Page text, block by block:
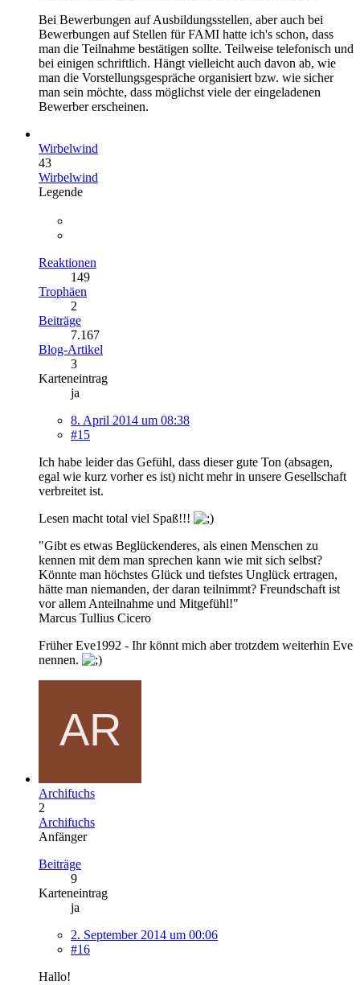
Bei Bewerbungen auf Ausbildungsstellen, aber auch bei
Bewerbungen auf Stellen für FAMI hatte ich's schon, dass
man die Teilnahme bestätigen sollte. Teilweise telefonisch und
bei einigen schriftlich. Hängt vielleicht auch davon ab, wie
man die Vorstellungsgespräche organisiert bzw. wie sicher
man sein möchte, dass möglichst viele der eingeladenen
Bewerber erscheinen.
Wirbelwind
43
Wirbelwind
Legende
Reaktionen
149
Trophäen
2
Beiträge
7.167
Blog-Artikel
3
Karteneintrag
ja
8. April 2014 um 08:38
#15
Ich habe leider das Gefühl, dass dieser gute Ton (absagen,
egal wie kurz vorher es ist) nicht mehr in unsere Gesellschaft
verbreitet ist.
Lesen macht total viel Spaß!!!
"Gibt es etwas Beglückenderes, als einen Menschen zu
kennen mit dem man sprechen kann wie mit sich selbst?
Könnte man höchstes Glück und tiefstes Unglück ertragen,
hätte man niemanden, der daran teilnimmt? Freundschaft ist
vor allem Anteilnahme und Mitgefühl!"
Marcus Tullius Cicero
Früher Eve1992 - Ihr könnt mich aber trotzdem weiterhin Eve
nennen.
Archifuchs
2
Archifuchs
Anfänger
Beiträge
9
Karteneintrag
ja
2. September 2014 um 00:06
#16
Hallo!